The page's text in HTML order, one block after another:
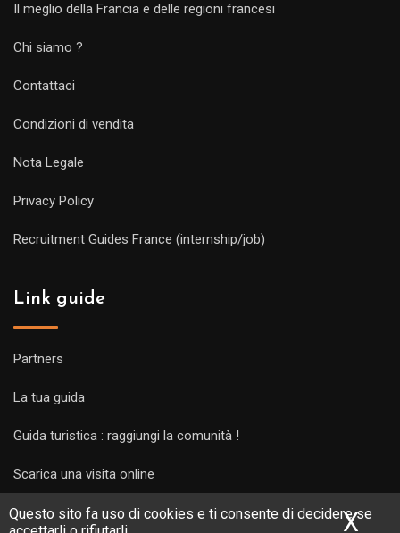
Questo sito fa uso di cookies e ti consente di decidere se
X
Il meglio della Francia e delle regioni francesi
Chi siamo ?
Contattaci
Condizioni di vendita
Nota Legale
Privacy Policy
Recruitment Guides France (internship/job)
Link guide
Partners
La tua guida
Guida turistica : raggiungi la comunità !
Scarica una visita online